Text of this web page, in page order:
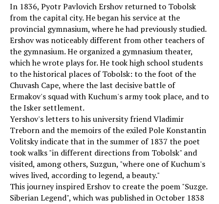
In 1836, Pyotr Pavlovich Ershov returned to Tobolsk
from the capital city. He began his service at the
provincial gymnasium, where he had previously studied.
Ershov was noticeably different from other teachers of
the gymnasium. He organized a gymnasium theater,
which he wrote plays for. He took high school students
to the historical places of Tobolsk: to the foot of the
Chuvash Cape, where the last decisive battle of
Ermakov's squad with Kuchum's army took place, and to
the Isker settlement.
Yershov's letters to his university friend Vladimir
Treborn and the memoirs of the exiled Pole Konstantin
Volitsky indicate that in the summer of 1837 the poet
took walks "in different directions from Tobolsk" and
visited, among others, Suzgun, "where one of Kuchum's
wives lived, according to legend, a beauty."
This journey inspired Ershov to create the poem "Suzge.
Siberian Legend", which was published in October 1838